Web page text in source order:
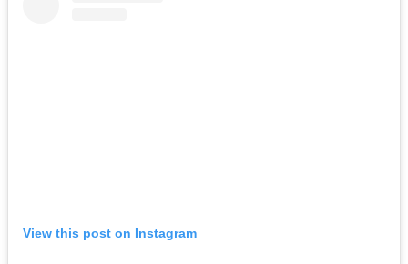
View this post on Instagram